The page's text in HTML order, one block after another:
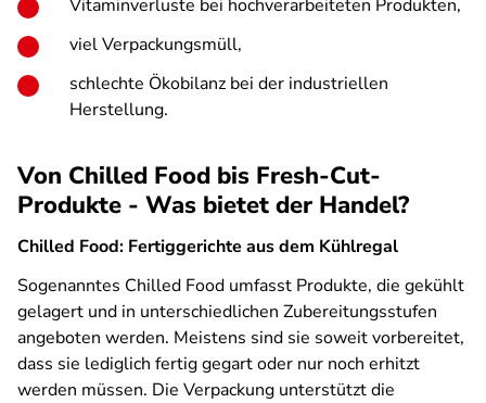
Vitaminverluste bei hochverarbeiteten Produkten,
viel Verpackungsmüll,
schlechte Ökobilanz bei der industriellen
Herstellung.
Von Chilled Food bis Fresh-Cut-
Produkte - Was bietet der Handel?
Chilled Food: Fertiggerichte aus dem Kühlregal
Sogenanntes Chilled Food umfasst Produkte, die gekühlt
gelagert und in unterschiedlichen Zubereitungsstufen
angeboten werden. Meistens sind sie soweit vorbereitet,
dass sie lediglich fertig gegart oder nur noch erhitzt
werden müssen. Die Verpackung unterstützt die